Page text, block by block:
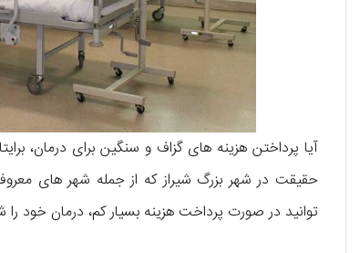
آیا پرداختن هزینه های گزاف و سنگین برای درمان،
حقیقت در شهر بزرگ شیراز که از جمله شهر های
توانید در صورت پرداخت هزینه بسیار کم، درمان خود را